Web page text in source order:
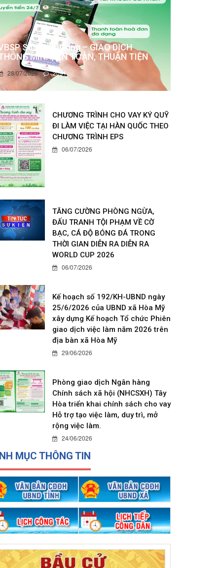
Smart Banking – GIAO DỊCH
MINH, AN TOÀN, THUẬN TIỆN
28/07/2026 2091
CHƯƠNG TRÌNH CHO VAY KÝ QUỸ
ĐI LÀM VIỆC TẠI HÀN QUỐC THEO
CHƯƠNG TRÌNH EPS
06/07/2026
TĂNG CƯỜNG PHÒNG NGỪA,
ĐẤU TRANH TỘI PHẠM VỀ CỜ
BẠC, CÁ ĐỘ BÓNG ĐÁ TRONG
THỜI GIAN DIỄN RA DIỄN RA
WORLD CUP 2026
06/07/2026
Kế hoạch số 192/KH-UBND ngày
25/6/2026 của UBND xã Hòa Mỹ
xây dựng Kế hoạch Tổ chức Phiên
giao dịch việc làm năm 2026 trên
địa bàn xã Hòa Mỹ
29/06/2026
Phòng giao dịch Ngân hàng
Chính sách xã hội (NHCSXH) Tây
Hòa triển khai chính sách cho vay
Hỗ trợ tạo việc làm, duy trì, mở
rộng việc làm.
24/06/2026
MỤC THÔNG TIN